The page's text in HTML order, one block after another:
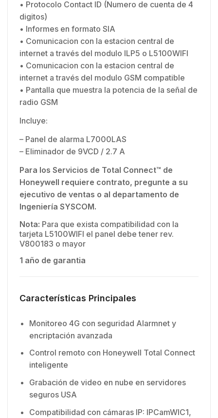
• Protocolo Contact ID (Numero de cuenta de 4
digitos)
• Informes en formato SIA
• Comunicacion con la estacion central de
internet a través del modulo ILP5 o L5100WIFI
• Comunicacion con la estacion central de
internet a través del modulo GSM compatible
• Pantalla que muestra la potencia de la señal de
radio GSM
Incluye:
– Panel de alarma L7000LAS
– Eliminador de 9VCD / 2.7 A
Para los Servicios de Total Connect™ de
Honeywell requiere contrato, pregunte a su
ejecutivo de ventas o al departamento de
Ingeniería SYSCOM.
Nota: Para que exista compatibilidad con la
tarjeta L5100WIFI el panel debe tener rev.
V800183 o mayor
1 año de garantia
Características Principales
Monitoreo 4G con seguridad Alarmnet y
encriptación avanzada
Control remoto con Honeywell Total Connect
inteligente
Grabación de video en nube en servidores
seguros USA
Compatibilidad con cámaras IP: IPCamWIC1,